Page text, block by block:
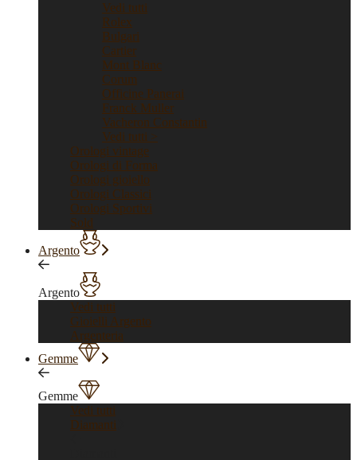
Vedi tutti
Rolex
Bulgari
Cartier
Mont Blanc
Corum
Officine Panerai
Franck Muller
Vacheron Constantin
Vedi tutti >
Orologi vintage
Orologi di Forma
Orologi gioiello
Orologi Classici
Orologi Sportivi
Sold
Argento
Argento
Vedi tutti
Gioielli Argento
Argenteria
Gemme
Gemme
Vedi tutti
Diamanti